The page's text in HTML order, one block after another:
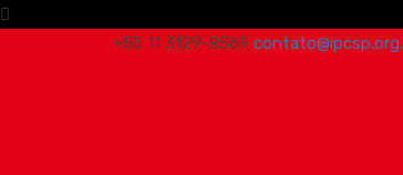
+55 11 3129-8569